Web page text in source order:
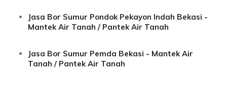
Jasa Bor Sumur Pondok Pekayon Indah Bekasi -
Mantek Air Tanah / Pantek Air Tanah
Jasa Bor Sumur Pemda Bekasi - Mantek Air
Tanah / Pantek Air Tanah